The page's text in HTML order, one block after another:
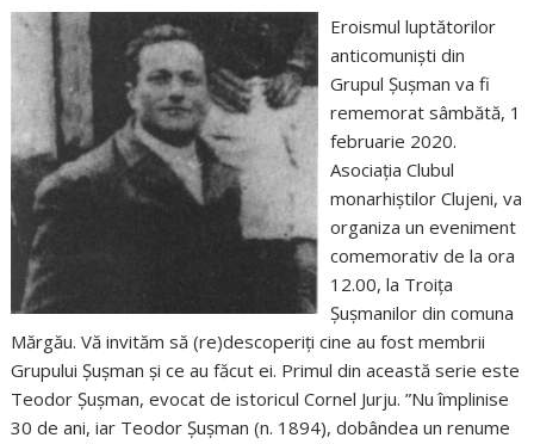
Eroismul luptătorilor
anticomunişti din
Grupul Şuşman va fi
rememorat sâmbătă, 1
februarie 2020.
Asociaţia Clubul
monarhiştilor Clujeni, va
organiza un eveniment
comemorativ de la ora
12.00, la Troiţa
Şuşmanilor din comuna
Mărgău. Vă invităm să (re)descoperiți cine au fost membrii
Grupului Șușman și ce au făcut ei. Primul din această serie este
Teodor Șușman, evocat de istoricul Cornel Jurju. ”Nu împlinise
30 de ani, iar Teodor Şuşman (n. 1894), dobândea un renume